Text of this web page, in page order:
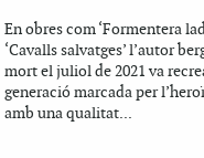
En obres com ‘Formentera
‘Cavalls salvatges’ l’autor
mort el juliol de 2021 va
generació marcada per
amb una qualitat...